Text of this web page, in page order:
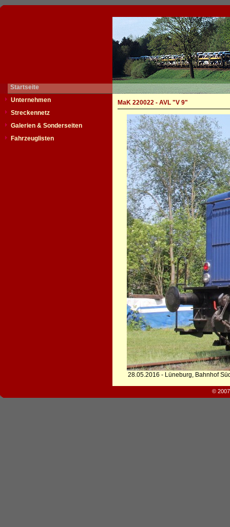
Startseite
Unternehmen
Streckennetz
Galerien & Sonderseiten
Fahrzeuglisten
MaK 220022 - AVL "V 9"
28.05.2016 - Lüneburg, Bahnhof
©